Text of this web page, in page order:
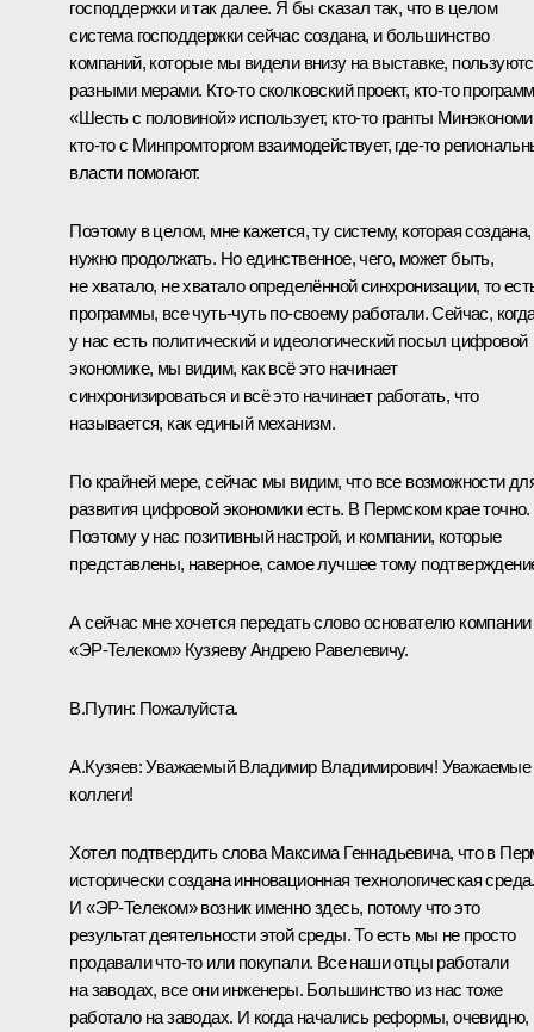
господдержки и так далее. Я бы сказал так, что в целом
система господдержки сейчас создана, и большинство
компаний, которые мы видели внизу на выставке,
разными мерами. Кто‑то сколковский проект, кто‑то
«Шесть с половиной» использует, кто‑то гранты
кто‑то с Минпромторгом взаимодействует, где‑то
власти помогают.
Поэтому в целом, мне кажется, ту систему, которая создана,
нужно продолжать. Но единственное, чего, может быть,
не хватало, не хватало определённой синхронизации, то
программы, все чуть-чуть по‑своему работали. Сейчас,
у нас есть политический и идеологический посыл цифровой
экономике, мы видим, как всё это начинает
синхронизироваться и всё это начинает работать, что
называется, как единый механизм.
По крайней мере, сейчас мы видим, что все возможности
развития цифровой экономики есть. В Пермском крае точно.
Поэтому у нас позитивный настрой, и компании, которые
представлены, наверное, самое лучшее тому
А сейчас мне хочется передать слово основателю компании
«ЭР‑Телеком» Кузяеву Андрею Равелевичу.
В.Путин: Пожалуйста.
А.Кузяев:Уважаемый Владимир Владимирович! Уважаемые
коллеги!
Хотел подтвердить слова Максима Геннадьевича, что в
исторически создана инновационная технологическая среда.
И «ЭР‑Телеком» возник именно здесь, потому что это
результат деятельности этой среды. То есть мы не просто
продавали что‑то или покупали. Все наши отцы работали
на заводах, все они инженеры. Большинство из нас тоже
работало на заводах. И когда начались реформы, очевидно,